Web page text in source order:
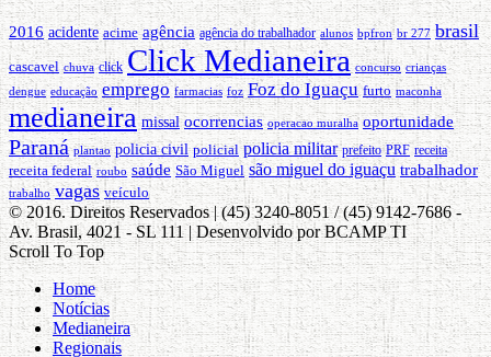
2016 acidente acime agência agência do trabalhador alunos bpfron br 277 brasil
cascavel chuva click Click Medianeira concurso crianças
dengue educação emprego farmacias foz Foz do Iguaçu furto maconha
medianeira missal ocorrencias operacao muralha oportunidade
Paraná plantao policia civil policial policia militar prefeito PRF receita
receita federal roubo saúde São Miguel são miguel do iguaçu trabalhador
trabalho vagas veículo
© 2016. Direitos Reservados | (45) 3240-8051 / (45) 9142-7686 -
Av. Brasil, 4021 - SL 111 | Desenvolvido por BCAMP TI
Scroll To Top
Home
Notícias
Medianeira
Regionais